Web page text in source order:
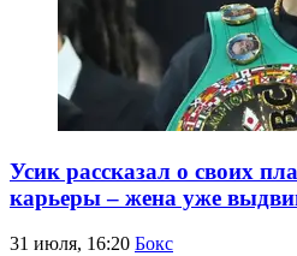
Усик рассказал о своих
карьеры – жена уже
31 июля, 16:20 Бокс